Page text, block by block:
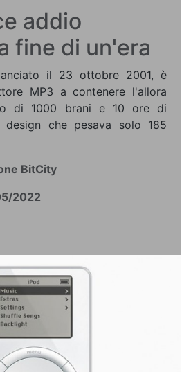
addio
fine di un'era
lanciato il 23 ottobre 2001, è
MP3 a contenere l'allora
di 1000 brani e 10 ore di
design che pesava solo 185
BitCity
2022